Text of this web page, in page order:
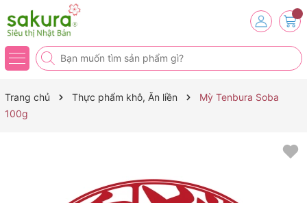
Trang chủ Thực phẩm khô, Ăn liền
Mỳ Tenbura Soba
100g